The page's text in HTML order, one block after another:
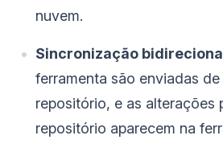
nuvem.
Sincronização
ferramenta são enviadas
repositório, e as alterações
repositório aparecem na